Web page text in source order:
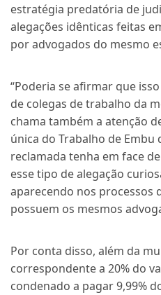
estratégia predatória de
alegações idênticas feitas
por advogados do mesmo
“Poderia se afirmar que
de colegas de trabalho da
chama também a atenção
única do Trabalho de Embu
reclamada tenha em face
esse tipo de alegação
aparecendo nos processos
possuem os mesmos
Por conta disso, além da
correspondente a 20% do
condenado a pagar 9,99%